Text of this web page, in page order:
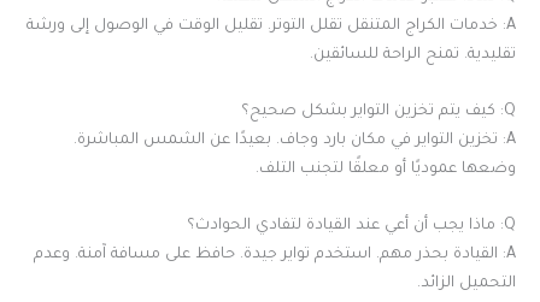
A: خدمات الكراج المتنقل تقلل التوتر. تقليل الوقت في الوصول إلى ورشة
تقليدية. تمنح الراحة للسائقين.
Q: كيف يتم تخزين التواير بشكل صحيح؟
A: تخزين التواير في مكان بارد وجاف. بعيدًا عن الشمس المباشرة.
وضعها عموديًا أو معلقًا لتجنب التلف.
Q: ماذا يجب أن أعي عند القيادة لتفادي الحوادث؟
A: القيادة بحذر مهم. استخدم تواير جيدة. حافظ على مسافة آمنة. وعدم
التحميل الزائد.